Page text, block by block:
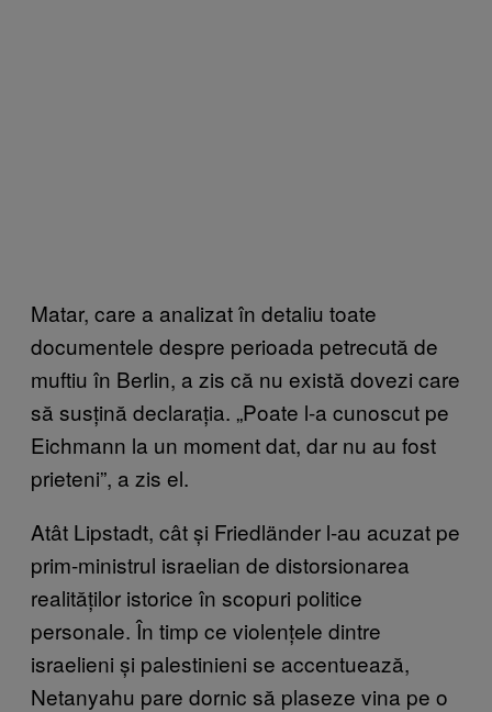
Matar, care a analizat în detaliu toate
documentele despre perioada petrecută de
muftiu în Berlin, a zis că nu există dovezi care
să susțină declarația. „Poate l-a cunoscut pe
Eichmann la un moment dat, dar nu au fost
prieteni”, a zis el.
Atât Lipstadt, cât și Friedländer l-au acuzat pe
prim-ministrul israelian de distorsionarea
realităților istorice în scopuri politice
personale. În timp ce violențele dintre
israelieni și palestinieni se accentuează,
Netanyahu pare dornic să plaseze vina pe o